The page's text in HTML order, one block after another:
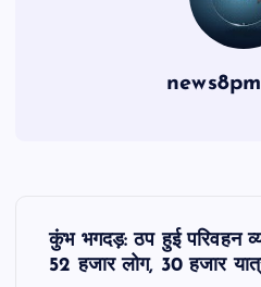
कुंभ भगदड़: ठप हुई परिवहन
52 हजार लोग, 30 हजार